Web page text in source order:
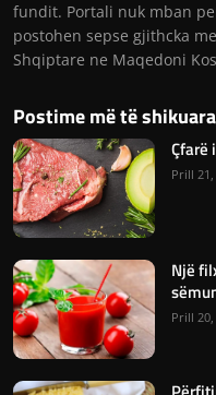
fundit. Portali nuk mban
postohen sepse gjithcka
Shqiptare ne Maqedoni
Postime më të shikuara
Çfarë
Prill 21,
Një
Prill 20,